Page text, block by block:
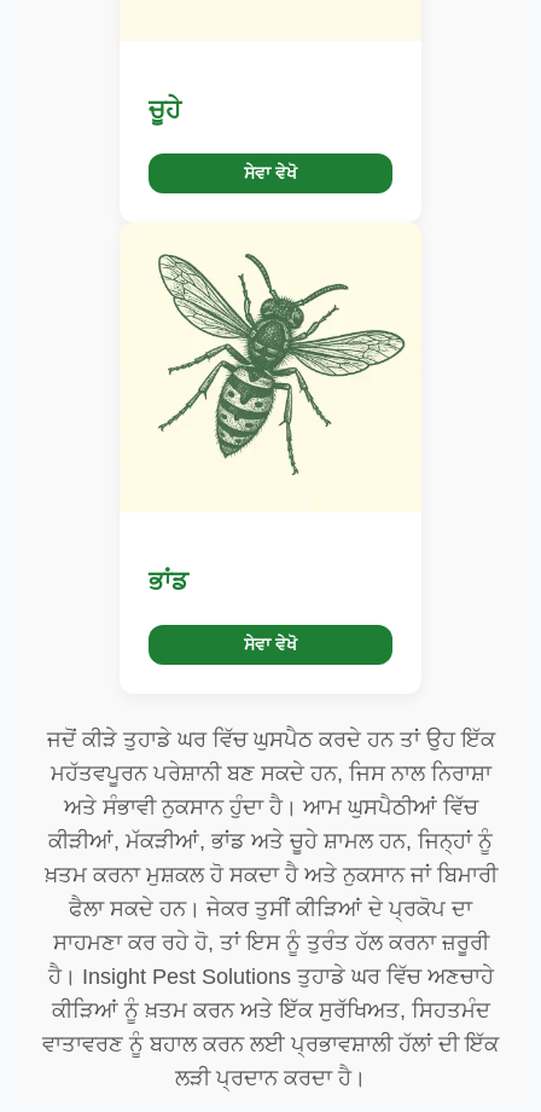
ਚੂਹੇ
ਸੇਵਾ ਵੇਖੋ
ਭਾਂਡ
ਸੇਵਾ ਵੇਖੋ
ਜਦੋਂ ਕੀੜੇ ਤੁਹਾਡੇ ਘਰ ਵਿੱਚ ਘੁਸਪੈਠ ਕਰਦੇ ਹਨ ਤਾਂ ਉਹ ਇੱਕ
ਮਹੱਤਵਪੂਰਨ ਪਰੇਸ਼ਾਨੀ ਬਣ ਸਕਦੇ ਹਨ, ਜਿਸ ਨਾਲ ਨਿਰਾਸ਼ਾ
ਅਤੇ ਸੰਭਾਵੀ ਨੁਕਸਾਨ ਹੁੰਦਾ ਹੈ। ਆਮ ਘੁਸਪੈਠੀਆਂ ਵਿੱਚ
ਕੀੜੀਆਂ, ਮੱਕੜੀਆਂ, ਭਾਂਡ ਅਤੇ ਚੂਹੇ ਸ਼ਾਮਲ ਹਨ, ਜਿਨ੍ਹਾਂ ਨੂੰ
ਖ਼ਤਮ ਕਰਨਾ ਮੁਸ਼ਕਲ ਹੋ ਸਕਦਾ ਹੈ ਅਤੇ ਨੁਕਸਾਨ ਜਾਂ ਬਿਮਾਰੀ
ਫੈਲਾ ਸਕਦੇ ਹਨ। ਜੇਕਰ ਤੁਸੀਂ ਕੀੜਿਆਂ ਦੇ ਪ੍ਰਕੋਪ ਦਾ
ਸਾਹਮਣਾ ਕਰ ਰਹੇ ਹੋ, ਤਾਂ ਇਸ ਨੂੰ ਤੁਰੰਤ ਹੱਲ ਕਰਨਾ ਜ਼ਰੂਰੀ
ਹੈ। Insight Pest Solutions ਤੁਹਾਡੇ ਘਰ ਵਿੱਚ ਅਣਚਾਹੇ
ਕੀੜਿਆਂ ਨੂੰ ਖ਼ਤਮ ਕਰਨ ਅਤੇ ਇੱਕ ਸੁਰੱਖਿਅਤ, ਸਿਹਤਮੰਦ
ਵਾਤਾਵਰਣ ਨੂੰ ਬਹਾਲ ਕਰਨ ਲਈ ਪ੍ਰਭਾਵਸ਼ਾਲੀ ਹੱਲਾਂ ਦੀ ਇੱਕ
ਲੜੀ ਪ੍ਰਦਾਨ ਕਰਦਾ ਹੈ।